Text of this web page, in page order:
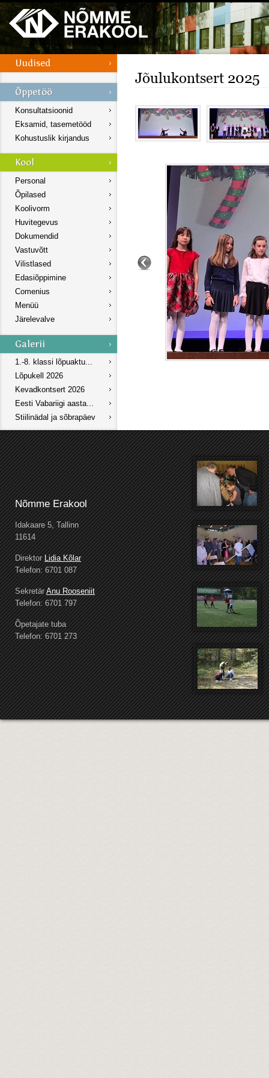
Konsultatsioonid
Eksamid, tasemetööd
Kohustuslik kirjandus
Personal
Õpilased
Koolivorm
Huvitegevus
Dokumendid
Vastuvõtt
Vilistlased
Edasiõppimine
Comenius
Menüü
Järelevalve
1.-8. klassi lõpuaktu...
Lõpukell 2026
Kevadkontsert 2026
Eesti Vabariigi aasta...
Stiilinädal ja sõbrapäev
Jõulukontsert 2025
Nõmme Erakool
Idakaare 5, Tallinn
11614
DirektorLidia Kõlar
Telefon: 6701 087
SekretärAnu Rooseniit
Telefon: 6701 797
Õpetajate tuba
Telefon: 6701 273